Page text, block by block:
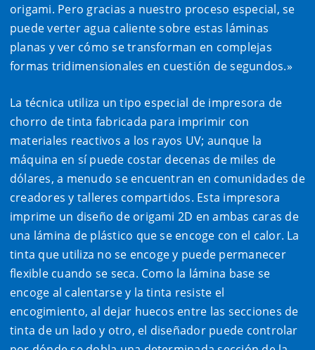
origami. Pero gracias a nuestro proceso especial, se
puede verter agua caliente sobre estas láminas
planas y ver cómo se transforman en complejas
formas tridimensionales en cuestión de segundos.»
La técnica utiliza un tipo especial de impresora de
chorro de tinta fabricada para imprimir con
materiales reactivos a los rayos UV; aunque la
máquina en sí puede costar decenas de miles de
dólares, a menudo se encuentran en comunidades de
creadores y talleres compartidos. Esta impresora
imprime un diseño de origami 2D en ambas caras de
una lámina de plástico que se encoge con el calor. La
tinta que utiliza no se encoge y puede permanecer
flexible cuando se seca. Como la lámina base se
encoge al calentarse y la tinta resiste el
encogimiento, al dejar huecos entre las secciones de
tinta de un lado y otro, el diseñador puede controlar